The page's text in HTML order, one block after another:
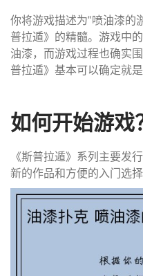
你将游戏描述为“喷油漆的
普拉遁》的精髓。游戏中
油漆，而游戏过程也确实
普拉遁》基本可以确定就
如何开始游戏
《斯普拉遁》系列主要发
新的作品和方便的入门选择